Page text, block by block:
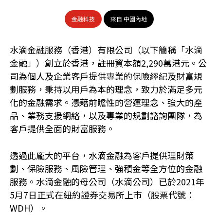
金融科技 來自 中國內地
水滴金融服務（香港）有限公司（以下簡稱「水滴
金融」）創立於香港，註冊資本額2,290萬港元。公
司為個人及企業客戶提供專業的保險經紀及財富規
劃服務，秉持以用戶為本的理念，致力於滿足多元
化的金融需求。憑藉前瞻性的營運理念、強大的產
品、業務支援網絡，以及專業的規劃諮詢團隊，為
客戶提供全面的財富服務。
透過此龐大的平台，水滴金融為客戶提供理財策
劃、保險服務、風險管理、強積金等全方位的金融
服務。水滴金融的母公司（水滴公司）已於2021年
5月7日正式在紐約證券交易所上市（股票代號：
WDH）。